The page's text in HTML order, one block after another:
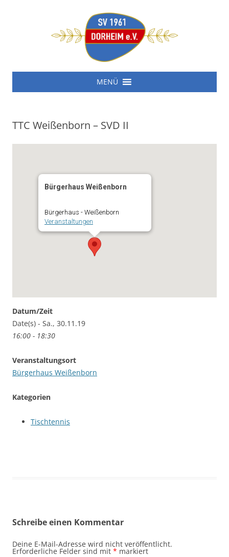
SV 1961 Dorheim e.V.
Zum
MENÜ
TTC Weißenborn – SVD II
Bürgerhaus Weißenborn
Bürgerhaus - Weißenborn
Veranstaltungen
Datum/Zeit
Date(s) - Sa., 30.11.19
16:00 - 18:30
Veranstaltungsort
Bürgerhaus Weißenborn
Kategorien
Tischtennis
Schreibe einen Kommentar
Deine E-Mail-Adresse wird nicht veröffentlicht.
Erforderliche Felder sind mit * markiert